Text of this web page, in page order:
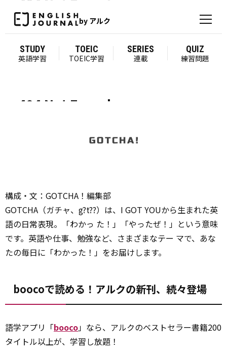
構成・文：GOTCHA！編集部
GOTCHA（ガチャ、g?t??）は、I GOT YOUから生まれた英
語の日常表現。「わかっ た！」「やったぜ！」という意味
です。英語や仕事、勉強など、さまざまなテー マで、あな
たの毎日に「わかった！」をお届けします。
boocoで読める！アルクの新刊、続々登場
語学アプリ「booco」なら、アルクのベストセラー書籍200
タイトル以上が、学習し放題！